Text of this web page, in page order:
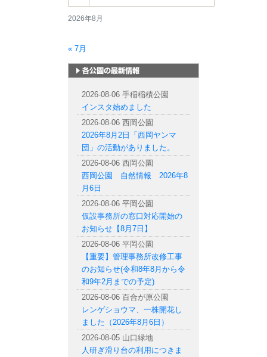
2026年8月
« 7月
2026-08-06 手稲稲積公園
インスタ始めました
2026-08-06 西岡公園
2026年8月2日「西岡ヤンマ
団」の活動がありました。
2026-08-06 西岡公園
西岡公園 自然情報 2026年8
月6日
2026-08-06 平岡公園
仮設事務所の窓口対応開始の
お知らせ【8月7日】
2026-08-06 平岡公園
【重要】管理事務所改修工事
のお知らせ(令和8年8月から令
和9年2月までの予定)
2026-08-06 百合が原公園
レンゲショウマ、一株開花し
ました（2026年8月6日）
2026-08-05 山口緑地
人研ぎ滑り台の利用につきま